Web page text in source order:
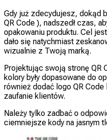
Gdy już zdecydujesz, dokąd
QR Code ), nadszedł czas,
opakowaniu produktu. Cel
dało się natychmiast
wizualnie z Twoją marką.
Projektując swoją stronę QR
kolory były dopasowane do
również dodać logo QR
zaufanie klientów.
Należy tylko zadbać o
ciemniejsze kody na jasnym